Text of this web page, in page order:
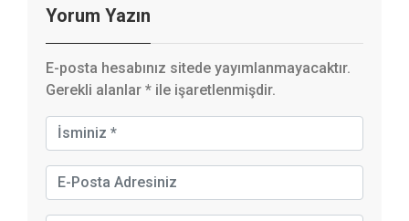
Yorum Yazın
E-posta hesabınız sitede yayımlanmayacaktır.
Gerekli alanlar * ile işaretlenmişdir.